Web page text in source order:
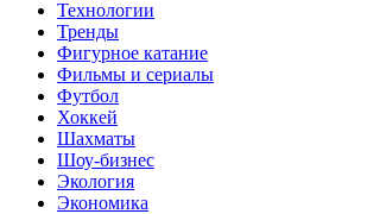
Технологии
Тренды
Фигурное катание
Фильмы и сериалы
Футбол
Хоккей
Шахматы
Шоу-бизнес
Экология
Экономика